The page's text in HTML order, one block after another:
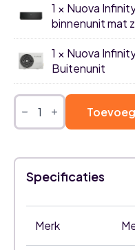
1 × Nuova
binnenunit mat
1 × Nuova
Buitenunit
Nuova
Infinity
Smart
set
7,1kW
single
split
Mat
Zwart
aantal
Specificaties
Merk